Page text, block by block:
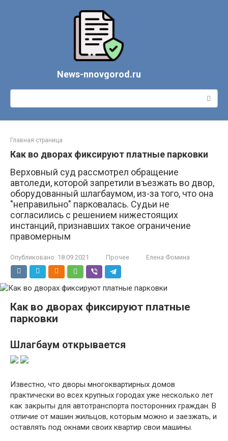
News-nnovgorod.ru
Поиск:
Главная страница
Как во дворах фиксируют платные парковки
Верховный суд рассмотрел обращение
автоледи, которой запретили въезжать во двор,
оборудованный шлагбаумом, из-за того, что она
"неправильно" парковалась. Судьи не
согласились с решением нижестоящих
инстанций, признавших такое ограничение
правомерным
Опубликовано: 18.09.2021 Прочее Елена Фомина
Как во дворах фиксируют платные
парковки
Шлагбаум открывается
Известно, что дворы многоквартирных домов
практически во всех крупных городах уже несколько лет
как закрыты для автотранспорта посторонних граждан. В
отличие от машин жильцов, которым можно и заезжать, и
оставлять под окнами своих квартир свои машины.